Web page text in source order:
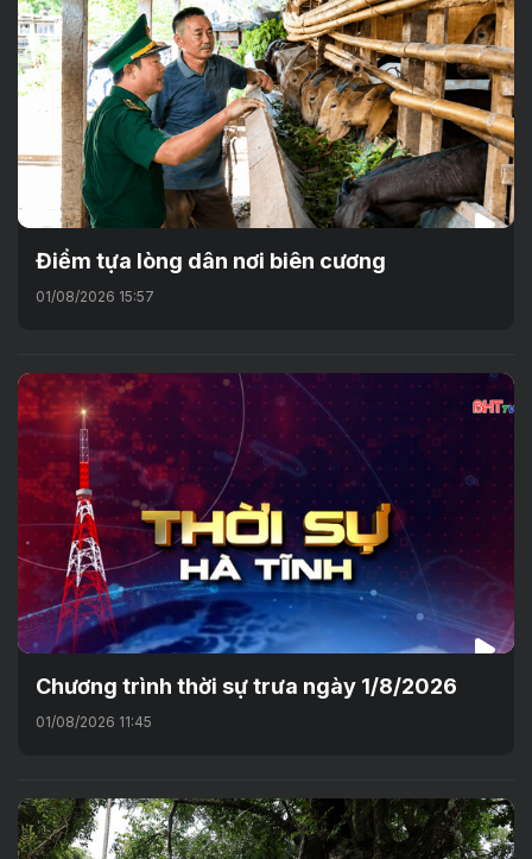
Điểm tựa lòng dân nơi biên cương
01/08/2026 15:57
Chương trình thời sự trưa ngày 1/8/2026
01/08/2026 11:45